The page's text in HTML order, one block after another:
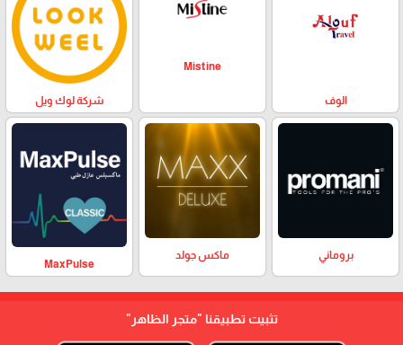
الوف
Mistine
شركة لوك ويل
بروماني ماكس جولد
MaxPulse
تثبيت تطبيقنا "متجر الظاهر"